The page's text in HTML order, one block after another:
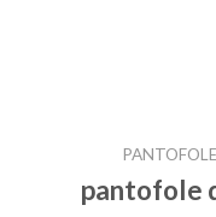
pantofole